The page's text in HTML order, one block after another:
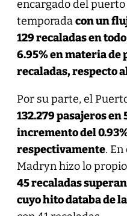
encargado del
temporadacon un
129 recaladas en
6.95% en materia de
recaladas, respecto
Por su parte, el
132.279 pasajeros
incremento del
respectivamente.
Madryn hizo lo propio
45 recaladas
cuyo hito databa de